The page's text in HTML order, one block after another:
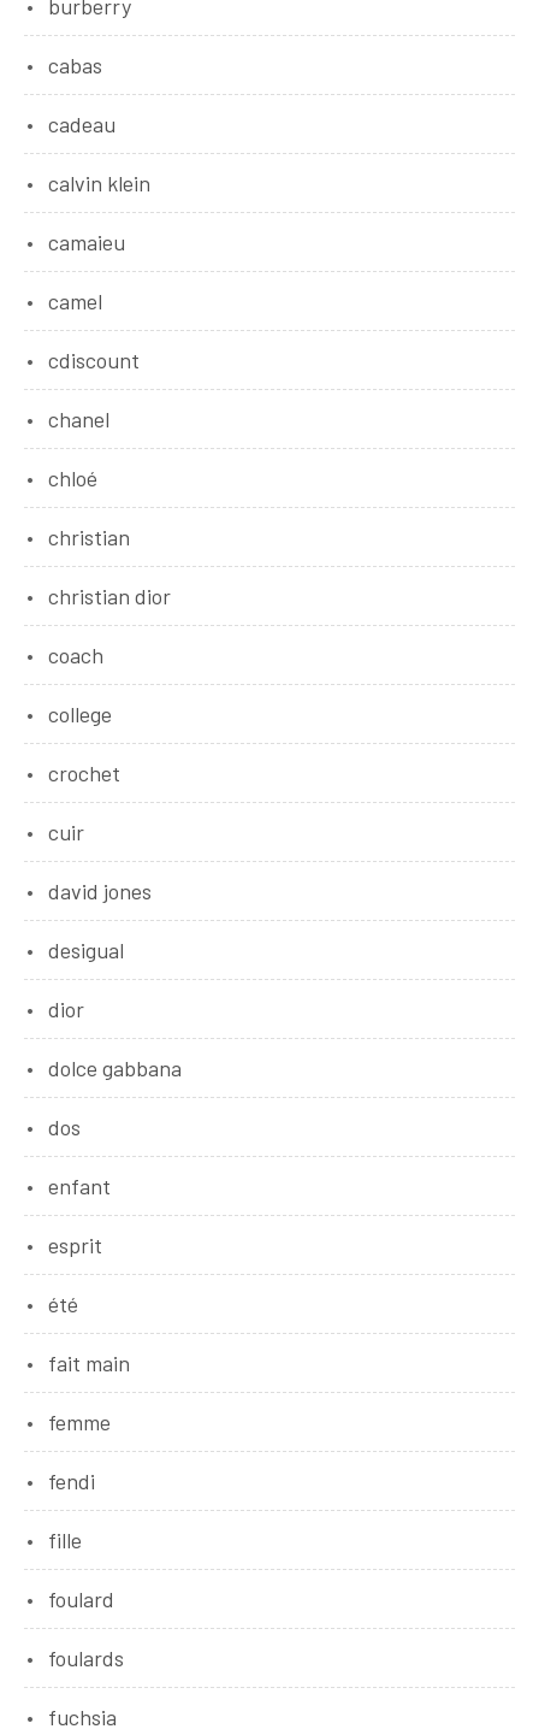
burberry
cabas
cadeau
calvin klein
camaieu
camel
cdiscount
chanel
chloé
christian
christian dior
coach
college
crochet
cuir
david jones
desigual
dior
dolce gabbana
dos
enfant
esprit
été
fait main
femme
fendi
fille
foulard
foulards
fuchsia